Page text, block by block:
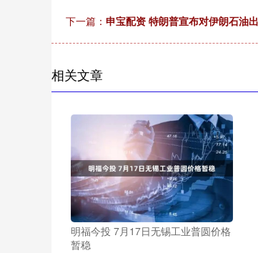
下一篇： 申宝配资 特朗普宣布对伊朗石油
相关文章
明福今投 7月17日无锡工业普圆价格
暂稳